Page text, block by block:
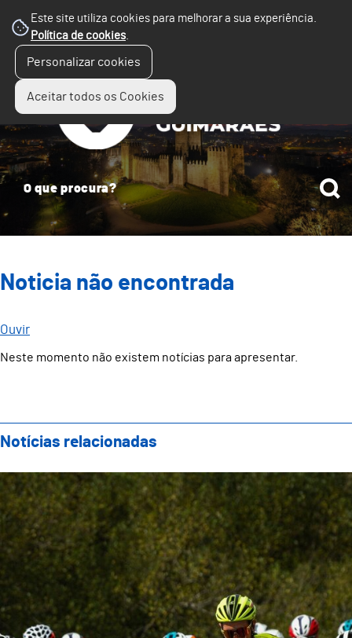
Este site utiliza cookies para melhorar a sua experiência.
Política de cookies.
Personalizar cookies
Aceitar todos os Cookies
Noticia não encontrada
Ouvir
Neste momento não existem notícias para apresentar.
Notícias relacionadas
Guimarães recebe a 5.ª etapa do 33.º Grande